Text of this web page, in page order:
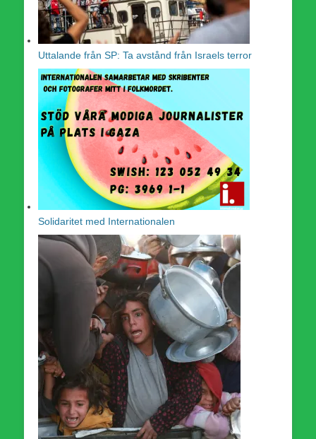
Uttalande från SP: Ta avstånd från Israels terror
Solidaritet med Internationalen